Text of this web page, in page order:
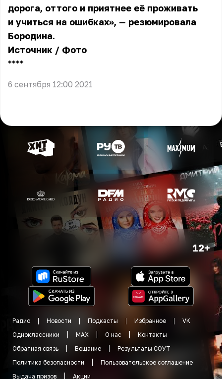
дорога, оттого и приятнее её проживать
и учиться на ошибках», — резюмировала
Бородина.
Источник / Фото
** **
6 сентября 12:00 2021
12+
Радио Новости Подкасты Избранное
VK
Одноклассники
MAX О нас
Контакты
Обратная связь
Вещание
Результаты СОУТ
Политика безопасности
Пользовательское соглашение
Выдача призов
Акции